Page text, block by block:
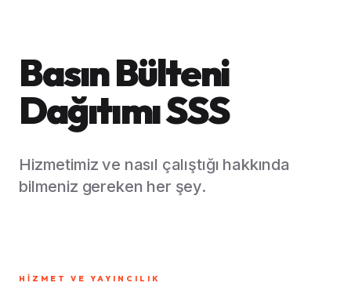
Basın Bülteni
Dağıtımı SSS
Hizmetimiz ve nasıl çalıştığı hakkında
bilmeniz gereken her şey.
HIZMET VE YAYINCILIK